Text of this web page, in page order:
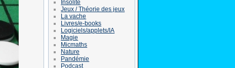
Insolite
Jeux / Théorie des jeux
La vache
Livres/e-books
Logiciels/applets/IA
Magie
Micmaths
Nature
Pandémie
Podcast